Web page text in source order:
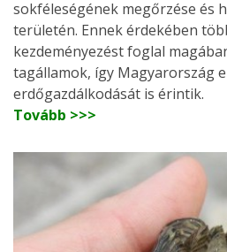
sokféleségének megőrzése és
területén. Ennek érdekében
kezdeményezést foglal
tagállamok, így Magyarország
erdőgazdálkodását is érintik.
Tovább >>>